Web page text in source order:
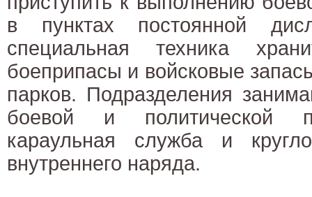
в пунктах постоянной
специальная техника
боеприпасы и войсковые
парков. Подразделения
боевой и политической
караульная служба и
внутреннего наряда.